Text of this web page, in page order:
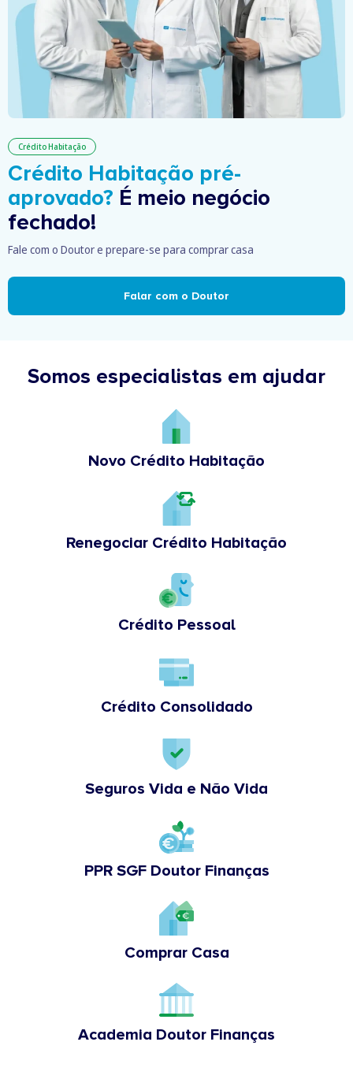
Crédito Habitação
Crédito Habitação pré-
aprovado? É meio negócio
fechado!
Fale com o Doutor e prepare-se para comprar casa
Falar com o Doutor
Somos especialistas em ajudar
Novo Crédito Habitação
Renegociar Crédito Habitação
Crédito Pessoal
Crédito Consolidado
Seguros Vida e Não Vida
PPR SGF Doutor Finanças
Comprar Casa
Academia Doutor Finanças